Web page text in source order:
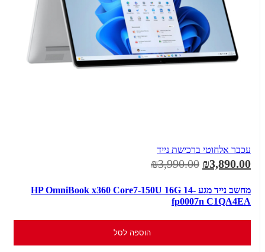
עכבר אלחוטי ברכישת נייד
₪3,890.00
₪3,990.00
מחשב נייד מגע HP OmniBook x360 Core7-150U 16G 14-
fp0007n C1QA4EA
הוספה לסל